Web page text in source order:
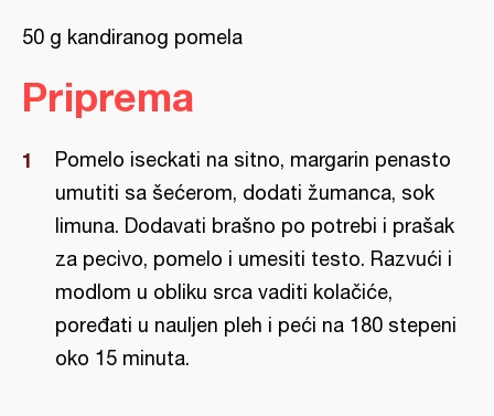
50 g kandiranog pomela
Priprema
Pomelo iseckati na sitno, margarin penasto
umutiti sa šećerom, dodati žumanca, sok
limuna. Dodavati brašno po potrebi i prašak
za pecivo, pomelo i umesiti testo. Razvući i
modlom u obliku srca vaditi kolačiće,
poređati u nauljen pleh i peći na 180 stepeni
oko 15 minuta.